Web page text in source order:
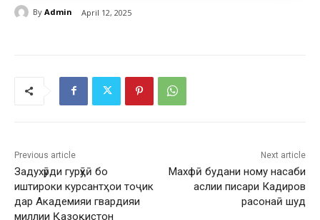
By Admin April 12, 2025
Previous article
Задухӯрди гурӯҳӣ бо
иштироки курсантҳои тоҷик
дар Академияи гвардияи
миллии Қазоқистон
Next article
Махфӣ будани ному насаби
аслии писари Кадиров
расонаӣ шуд